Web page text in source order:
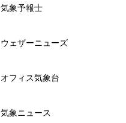
気象予報士
ウェザーニューズ
オフィス気象台
気象ニュース